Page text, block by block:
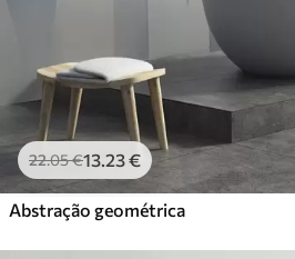
22.05€13 .23€
Abstração geométrica